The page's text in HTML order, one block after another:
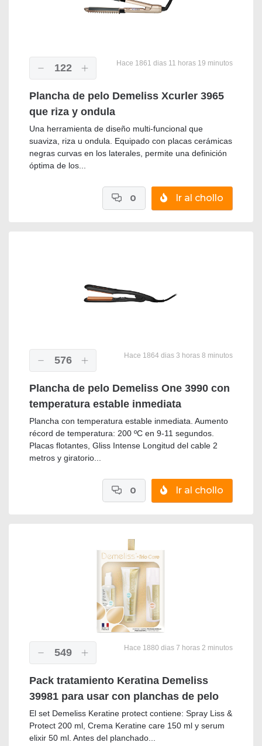
122 Hace 1861 dias 11 horas 19 minutos
Plancha de pelo Demeliss Xcurler 3965
que riza y ondula
Una herramienta de diseño multi-funcional que
suaviza, riza u ondula. Equipado con placas cerámicas
negras curvas en los laterales, permite una definición
óptima de los...
Ir al chollo
0
576 Hace 1864 dias 3 horas 8 minutos
Plancha de pelo Demeliss One 3990 con
temperatura estable inmediata
Plancha con temperatura estable inmediata. Aumento
récord de temperatura: 200 ºC en 9-11 segundos.
Placas flotantes, Gliss Intense Longitud del cable 2
metros y giratorio...
Ir al chollo
0
549 Hace 1880 dias 7 horas 2 minutos
Pack tratamiento Keratina Demeliss
39981 para usar con planchas de pelo
El set Demeliss Keratine protect contiene: Spray Liss &
Protect 200 ml, Crema Keratine care 150 ml y serum
elixir 50 ml. Antes del planchado...